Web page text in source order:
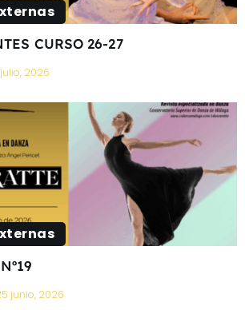
CURSO 26-27
julio, 2026
junio, 2026